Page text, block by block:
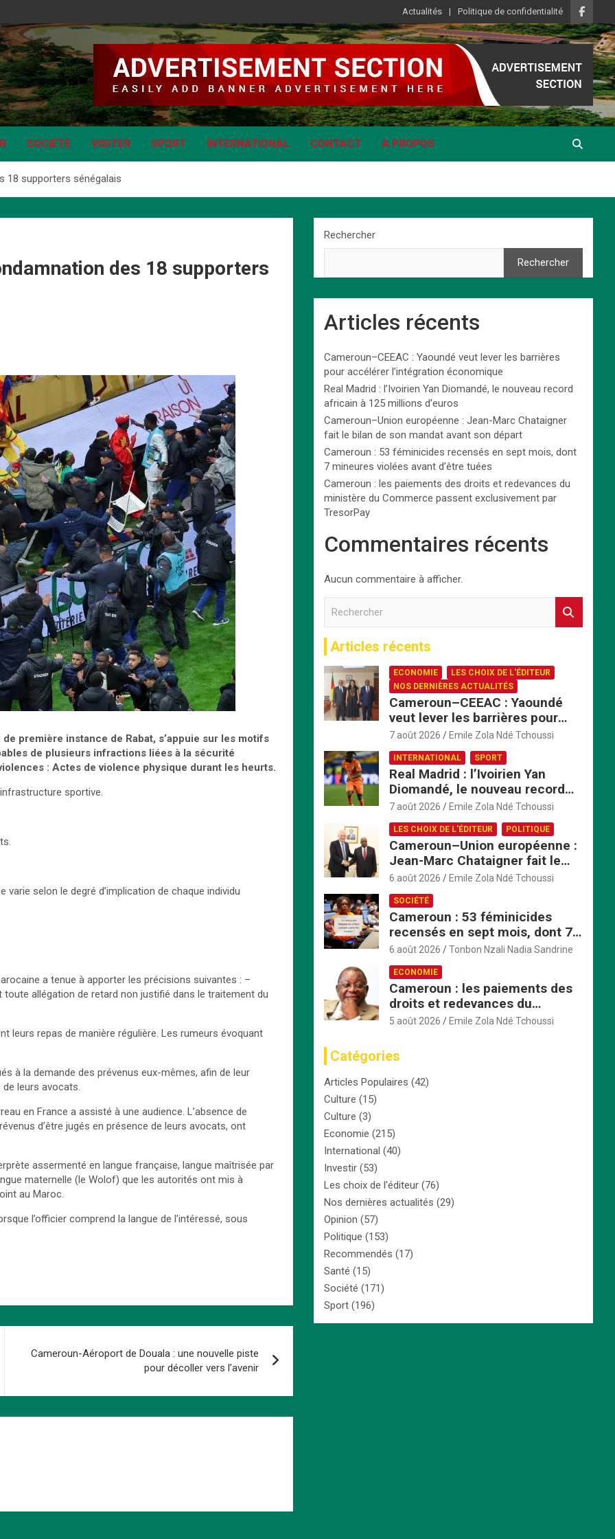
Actualités Politique de confidentialité
SOCIÉTÉ VISITER SPORT INTERNATIONAL CONTACT A PROPOS
18 supporters sénégalais
des 18 supporters
première instance de Rabat, s’appuie sur les motifs
de plusieurs infractions liées à la sécurité
: Actes de violence physique durant les heurts.
sportive.
selon le degré d’implication de chaque individu
a tenue à apporter les précisions suivantes : –
allégation de retard non justifié dans le traitement du
leurs repas de manière régulière. Les rumeurs évoquant
à la demande des prévenus eux-mêmes, afin de leur
leurs avocats.
en France a assisté à une audience. L’absence de
d’être jugés en présence de leurs avocats, ont
assermenté en langue française, langue maîtrisée par
maternelle (le Wolof) que les autorités ont mis à
au Maroc.
l’officier comprend la langue de l’intéressé, sous
Cameroun-Aéroport de Douala : une nouvelle piste
pour décoller vers l’avenir
Rechercher
Rechercher
Articles récents
Cameroun–CEEAC : Yaoundé veut lever les barrières
pour accélérer l’intégration économique
Real Madrid : l’Ivoirien Yan Diomandé, le nouveau record
africain à 125 millions d’euros
Cameroun–Union européenne : Jean-Marc Chataigner
fait le bilan de son mandat avant son départ
Cameroun : 53 féminicides recensés en sept mois, dont
7 mineures violées avant d’être tuées
Cameroun : les paiements des droits et redevances du
ministère du Commerce passent exclusivement par
TresorPay
Commentaires récents
Aucun commentaire à afficher.
r
h
e
Articles récents
ECONOMIE
LES CHOIX DE L'ÉDITEUR
NOS DERNIÈRES ACTUALITÉS
Cameroun–CEEAC : Yaoundé
veut lever les barrières pour
accélérer l’intégration
économique
7 août 2026 Emile Zola Ndé Tchoussi
INTERNATIONAL SPORT
Real Madrid : l’Ivoirien Yan
Diomandé, le nouveau record
africain à 125 millions d’euros
7 août 2026 Emile Zola Ndé Tchoussi
LES CHOIX DE L'ÉDITEUR POLITIQUE
Cameroun–Union européenne :
Jean-Marc Chataigner fait le
bilan de son mandat avant son
départ
6 août 2026 Emile Zola Ndé Tchoussi
SOCIÉTÉ
Cameroun : 53 féminicides
recensés en sept mois, dont 7
mineures violées avant d’être
tuées
6 août 2026 Tonbon Nzali Nadia Sandrine
ECONOMIE
Cameroun : les paiements des
droits et redevances du
ministère du Commerce
5 août 2026 Emile Zola Ndé Tchoussi
Catégories
Articles Populaires (42)
Culture (15)
Culture (3)
Economie (215)
International (40)
Investir (53)
Les choix de l'éditeur (76)
Nos dernières actualités (29)
Opinion (57)
Politique (153)
Recommendés (17)
Santé (15)
Société (171)
Sport (196)